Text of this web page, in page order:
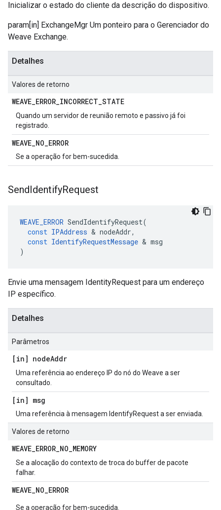
Inicializar o estado do cliente da descrição do dispositivo.
param[in] ExchangeMgr Um ponteiro para o Gerenciador do
Weave Exchange.
Detalhes
Valores de retorno
WEAVE_ERROR_INCORRECT_STATE
Quando um servidor de reunião remoto e passivo já foi
registrado.
WEAVE_NO_ERROR
Se a operação for bem-sucedida.
SendIdentifyRequest
WEAVE_ERROR SendIdentifyRequest(
const IPAddress & nodeAddr,
const IdentifyRequestMessage & msg
)
Envie uma mensagem IdentityRequest para um endereço
IP específico.
Detalhes
Parâmetros
[in] nodeAddr
Uma referência ao endereço IP do nó do Weave a ser
consultado.
[in] msg
Uma referência à mensagem IdentifyRequest a ser enviada.
Valores de retorno
WEAVE_ERROR_NO_MEMORY
Se a alocação do contexto de troca do buffer de pacote
falhar.
WEAVE_NO_ERROR
Se a operação for bem-sucedida.